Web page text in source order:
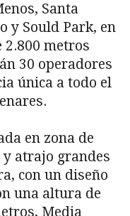
Santa
y Sould Park, en
metros
30 operadores
única a todo el
en zona de
atrajo grandes
con un diseño
una altura de
Media